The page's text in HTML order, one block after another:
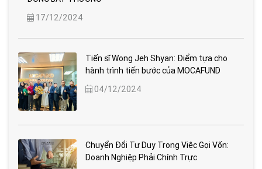
17/12/2024
Tiến sĩ Wong Jeh Shyan: Điểm tựa cho
hành trình tiến bước của MOCAFUND
04/12/2024
Chuyển Đổi Tư Duy Trong Việc Gọi Vốn:
Doanh Nghiệp Phải Chính Trực